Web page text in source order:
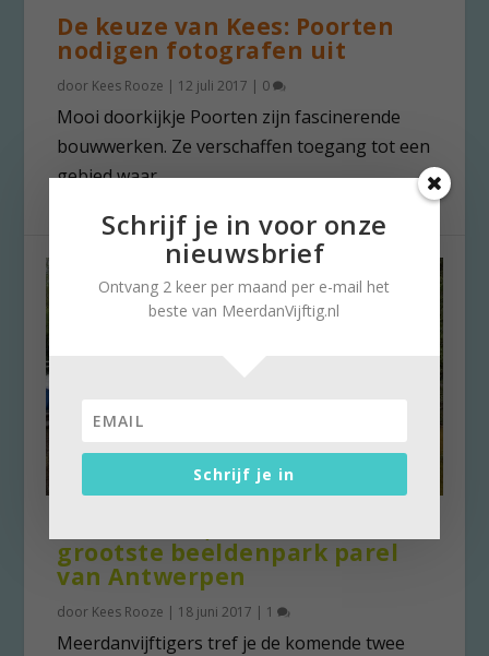
De keuze van Kees: Poorten
nodigen fotografen uit
door Kees Rooze | 12 juli 2017 | 0
Mooi doorkijkje Poorten zijn fascinerende
bouwwerken. Ze verschaffen toegang tot een
gebied waar...
grootste beeldenpark parel
van Antwerpen
door Kees Rooze | 18 juni 2017 | 1
Meerdanvijftigers tref je de komende twee
Schrijf je in voor onze
nieuwsbrief
Ontvang 2 keer per maand per e-mail het
beste van MeerdanVijftig.nl
Schrijf je in